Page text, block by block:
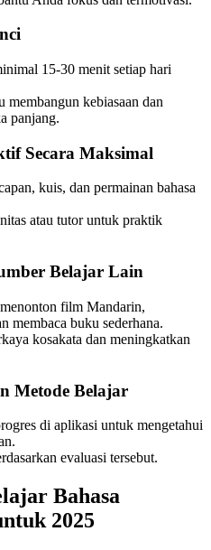
15-30 menit setiap hari
membangun kebiasaan dan
panjang.
Secara Maksimal
kuis, dan permainan bahasa
atau tutor untuk praktik
Belajar Lain
film Mandarin,
membaca buku sederhana.
kosakata dan meningkatkan
Metode Belajar
di aplikasi untuk mengetahui
evaluasi tersebut.
Bahasa
2025